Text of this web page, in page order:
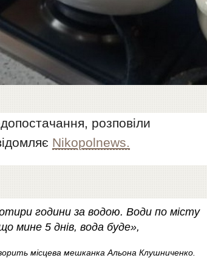
розповіли
Nikopolnews.
години за водою. Води по місту
мине 5 днів, вода буде»,
місцева мешканка Альона Клушниченко.